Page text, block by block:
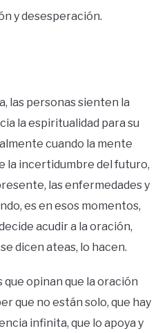
y desesperación.
las personas sienten la
la espiritualidad para su
cuando la mente
la incertidumbre del futuro,
las enfermedades y
es en esos momentos,
acudir a la oración,
dicen ateas, lo hacen.
que opinan que la oración
que no están solo, que hay
infinita, que lo apoya y